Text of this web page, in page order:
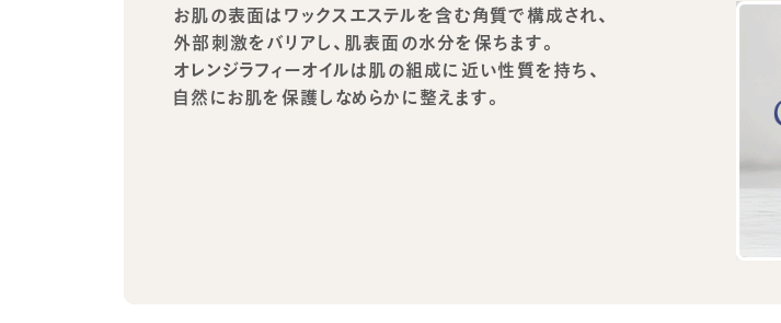
お肌の表面はワックスエステルを含む角質で構成され、
外部刺激をバリアし、肌表面の水分を保ちます。
オレンジラフィーオイルは肌の組成に近い性質を持ち、
自然にお肌を保護しなめらかに整えます。